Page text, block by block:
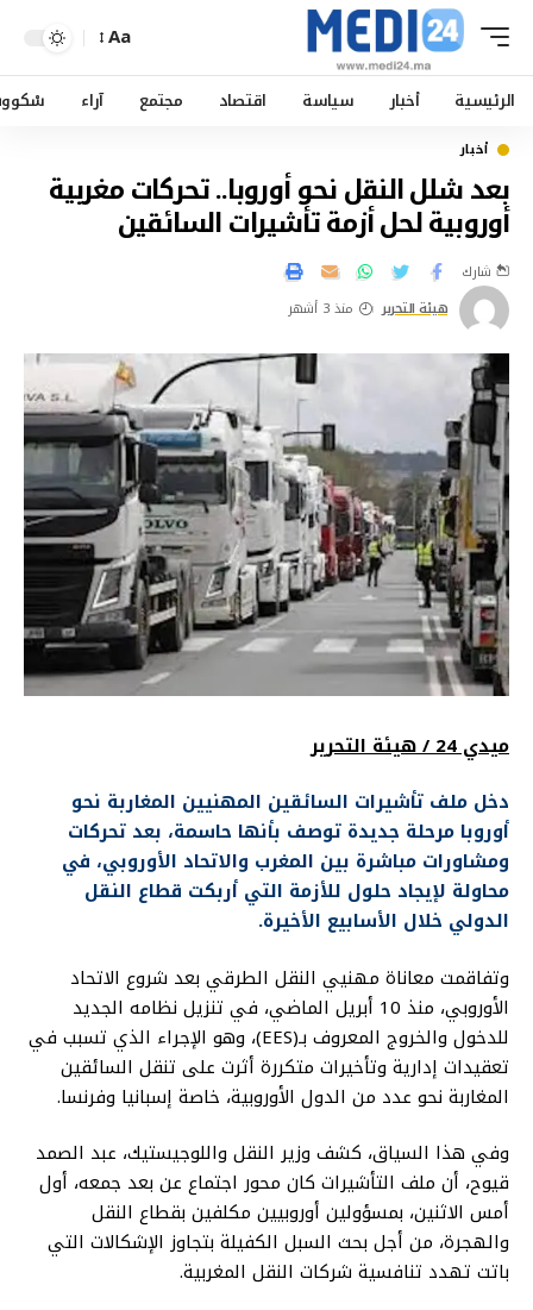
Aa
الرئيسية أخبار سياسة اقتصاد مجتمع آراء
أخبار
بعد شلل النقل نحو أوروبا.. تحركات مغربية
أوروبية لحل أزمة تأشيرات السائقين
هيئة التحرير منذ 3 أشهر
شارك
ميدي 24 / هيئة التحرير
دخل ملف تأشيرات السائقين المهنيين المغاربة نحو
أوروبا مرحلة جديدة توصف بأنها حاسمة، بعد تحركات
ومشاورات مباشرة بين المغرب والاتحاد الأوروبي، في
محاولة لإيجاد حلول للأزمة التي أربكت قطاع النقل
الدولي خلال الأسابيع الأخيرة.
وتفاقمت معاناة مهنيي النقل الطرقي بعد شروع الاتحاد
الأوروبي، منذ 10 أبريل الماضي، في تنزيل نظامه الجديد
للدخول والخروج المعروف بـ(EES)، وهو الإجراء الذي تسبب في
تعقيدات إدارية وتأخيرات متكررة أثرت على تنقل السائقين
المغاربة نحو عدد من الدول الأوروبية، خاصة إسبانيا وفرنسا.
وفي هذا السياق، كشف وزير النقل واللوجيستيك، عبد الصمد
قيوح، أن ملف التأشيرات كان محور اجتماع عن بعد جمعه، أول
أمس الاثنين، بمسؤولين أوروبيين مكلفين بقطاع النقل
والهجرة، من أجل بحث السبل الكفيلة بتجاوز الإشكالات التي
باتت تهدد تنافسية شركات النقل المغربية.